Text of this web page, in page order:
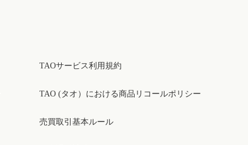
TAOサービス利用規約
TAO (タオ）における商品リコールポリシー
売買取引基本ルール